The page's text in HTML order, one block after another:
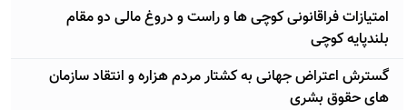
امتیازات فراقانونی کوچی ها و راست و دروغ مالی دو مقام
بلندپایه کوچی
گسترش اعتراض جهانی به کشتار مردم هزاره و انتقاد سازمان
های حقوق بشری